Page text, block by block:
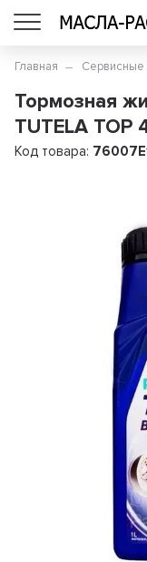
Главная Сервисные
Тормозная
TUTELA TOP
Код товара: